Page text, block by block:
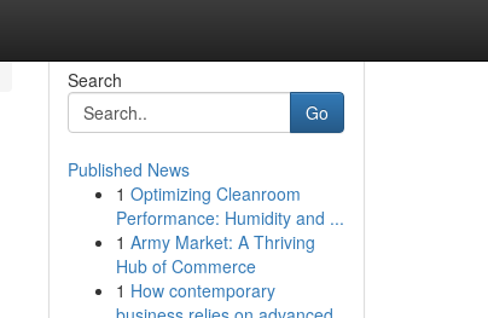
Search
Go
Published News
1 Optimizing Cleanroom
Performance: Humidity and ...
1 Army Market: A Thriving
Hub of Commerce
1 How contemporary